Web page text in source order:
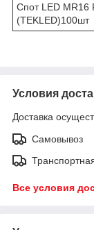
Спот LED MR16
(TEKLED)100шт
Условия
Доставка
Самовывоз
Все условия